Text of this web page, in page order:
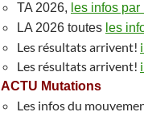
TA 2026, les infos
LA 2026 toutes les
Les résultats arrivent!
Les résultats arrivent!
ACTU Mutations
Les infos du